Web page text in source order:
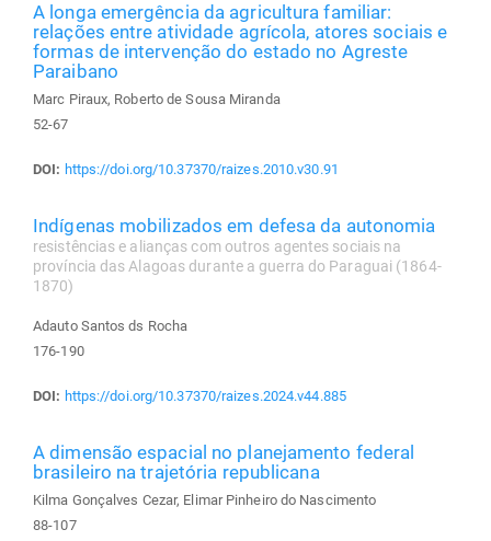
A longa emergência da agricultura familiar:
relações entre atividade agrícola, atores sociais e
formas de intervenção do estado no Agreste
Paraibano
Marc Piraux, Roberto de Sousa Miranda
52-67
DOI: https://doi.org/10.37370/raizes.2010.v30.91
Indígenas mobilizados em defesa da autonomia
resistências e alianças com outros agentes sociais na
província das Alagoas durante a guerra do Paraguai (1864-
1870)
Adauto Santos ds Rocha
176-190
DOI: https://doi.org/10.37370/raizes.2024.v44.885
A dimensão espacial no planejamento federal
brasileiro na trajetória republicana
Kilma Gonçalves Cezar, Elimar Pinheiro do Nascimento
88-107